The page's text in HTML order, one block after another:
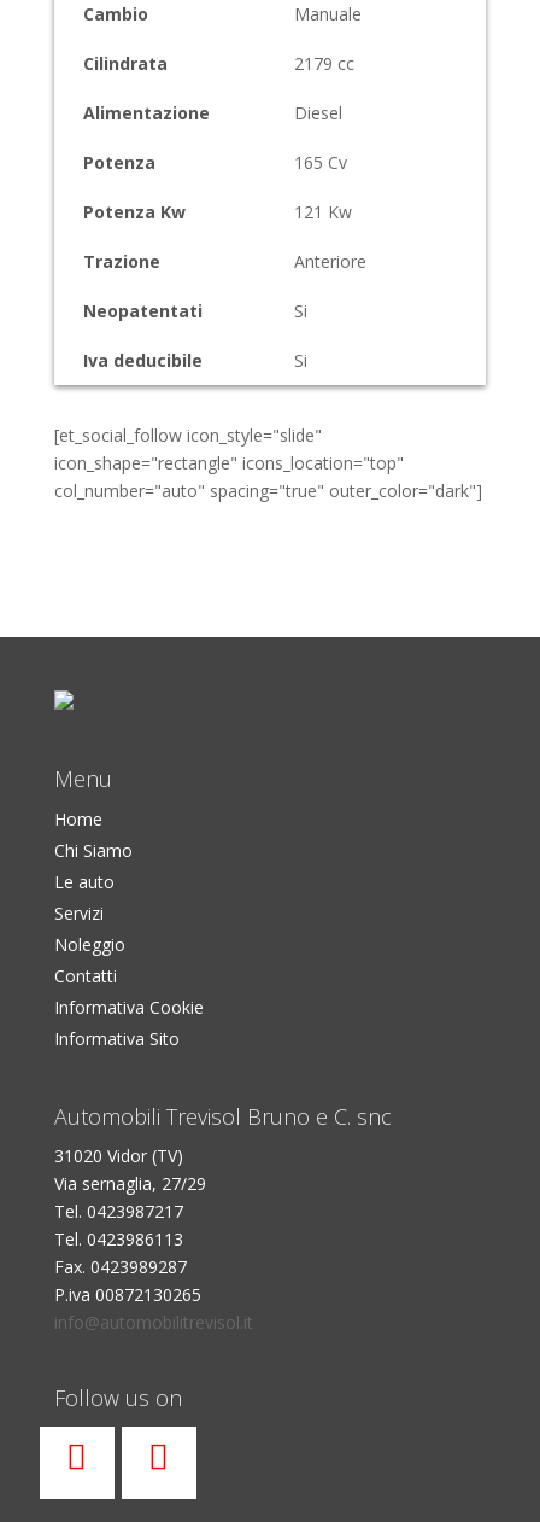
Cambio
Manuale
Cilindrata 2179 cc
Alimentazione Diesel
Potenza 165 Cv
Potenza Kw 121 Kw
Trazione Anteriore
Neopatentati Si
Iva deducibile Si
[et_social_follow icon_style="slide"
icon_shape="rectangle" icons_location="top"
col_number="auto" spacing="true" outer_color="dark"]
Menu
Home
Chi Siamo
Le auto
Servizi
Noleggio
Contatti
Informativa Cookie
Informativa Sito
Automobili Trevisol Bruno e C. snc
31020 Vidor (TV)
Via sernaglia, 27/29
Tel. 0423987217
Tel. 0423986113
Fax. 0423989287
P.iva 00872130265
info@automobilitrevisol.it
Follow us on